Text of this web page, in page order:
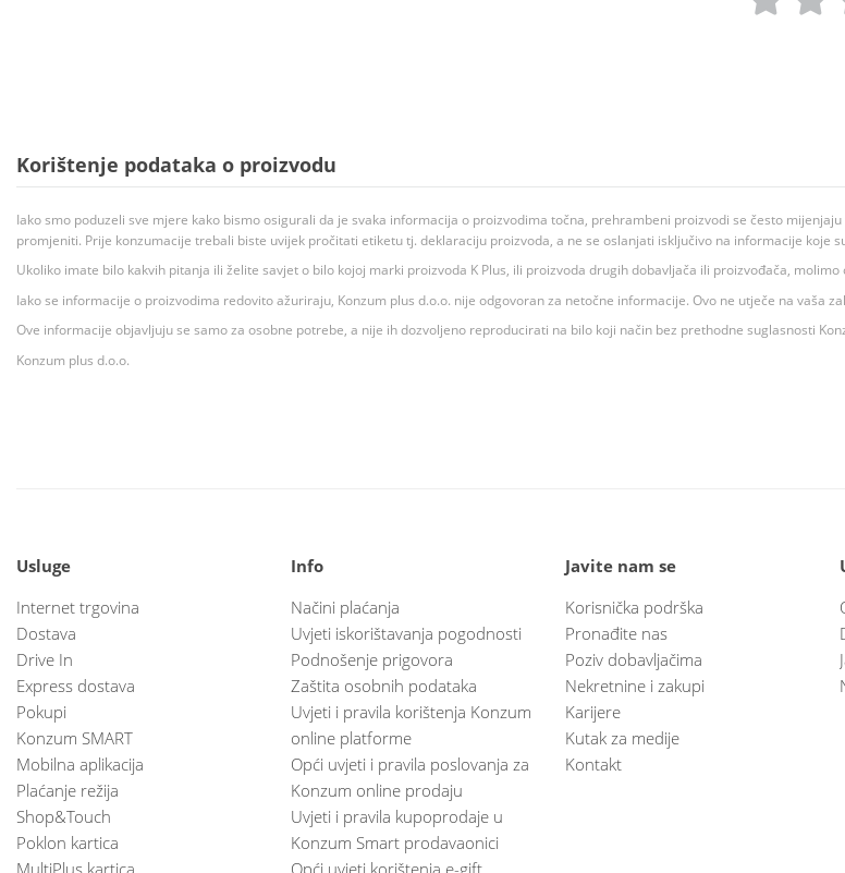
Korištenje podataka o proizvodu
Iako smo poduzeli sve mjere kako bismo osigurali da je svaka informacija o proizvodima točna, prehrambeni proizvodi se često
promjeniti. Prije konzumacije trebali biste uvijek pročitati etiketu tj. deklaraciju proizvoda, a ne se oslanjati isključivo na informacije koje
Ukoliko imate bilo kakvih pitanja ili želite savjet o bilo kojoj marki proizvoda K Plus, ili proizvoda drugih dobavljača ili proizvođača,
Iako se informacije o proizvodima redovito ažuriraju, Konzum plus d.o.o. nije odgovoran za netočne informacije. Ovo ne utječe na vaša
Ove informacije objavljuju se samo za osobne potrebe, a nije ih dozvoljeno reproducirati na bilo koji način bez prethodne suglasnosti
Konzum plus d.o.o.
Usluge
Internet trgovina
Dostava
Drive In
Express dostava
Pokupi
Konzum SMART
Mobilna aplikacija
Plaćanje režija
Shop&Touch
Poklon kartica
MultiPlus kartica
Info
Načini plaćanja
Uvjeti iskorištavanja pogodnosti
Podnošenje prigovora
Zaštita osobnih podataka
Uvjeti i pravila korištenja Konzum
online platforme
Opći uvjeti i pravila poslovanja za
Konzum online prodaju
Uvjeti i pravila kupoprodaje u
Konzum Smart prodavaonici
Opći uvjeti korištenja e-gift
Javite nam se
Korisnička podrška
Pronađite nas
Poziv dobavljačima
Nekretnine i zakupi
Karijere
Kutak za medije
Kontakt